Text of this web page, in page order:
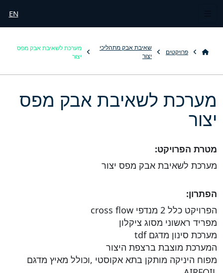
EN
פרויקטים
שאיבת אבק מתהליכי
יצור
מערכת לשאיבת אבק מפס
יצור
מערכת לשאיבת אבק מפס
יצור
מטרת הפרויקט:
מערכת לשאיבת אבק מפס יצור
הפתרון:
הפרויקט כלל 2 מנדפי cross flow
מפריד ראשוני מסוג ציקלון
מערכת סינון מדגם tdf
המערכת מוצבת ברצפת היצור
מפוח היניקה מותקן בתא אקוסטי ,וכולל מאיץ מדגם